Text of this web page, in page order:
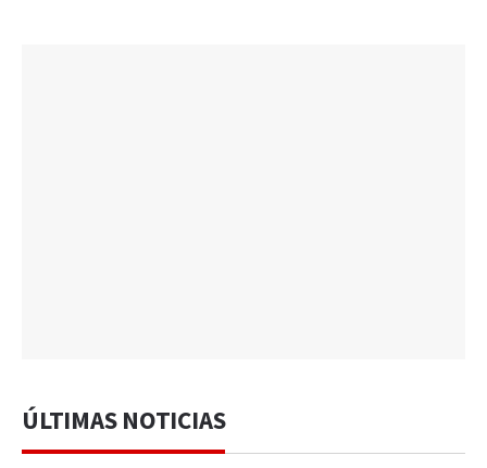
ÚLTIMAS NOTICIAS